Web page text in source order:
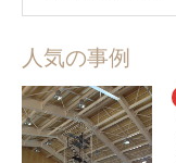
人気の事例